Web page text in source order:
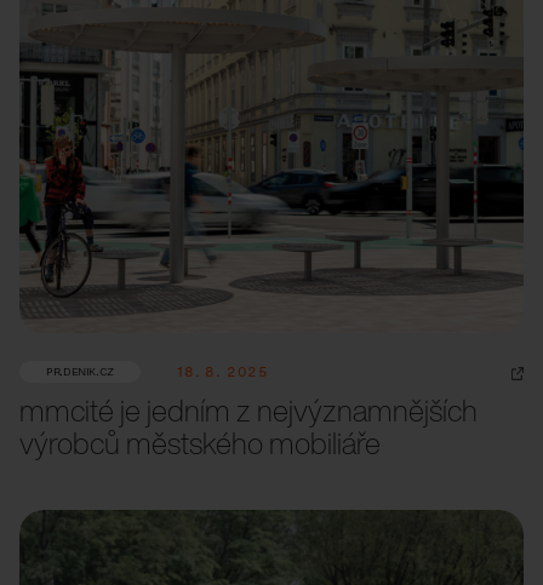
PR.DENIK.CZ 18. 8. 2025
mmcité je jedním z nejvýznamnějších
výrobců městského mobiliáře